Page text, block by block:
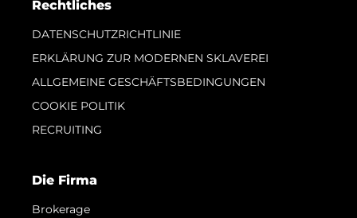
Rechtliches
DATENSCHUTZRICHTLINIE
ERKLÄRUNG ZUR MODERNEN SKLAVEREI
ALLGEMEINE GESCHÄFTSBEDINGUNGEN
COOKIE POLITIK
RECRUITING
Die Firma
Brokerage